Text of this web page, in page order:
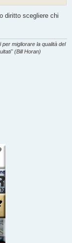
diritto scegliere chi
migliorare la qualità del
(Bill Horan)